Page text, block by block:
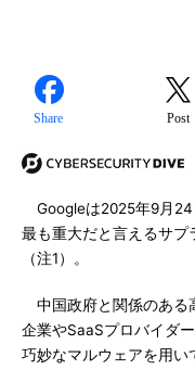
Share Post
Googleは2025年9月24
最も重大だと言えるサプ
（注1）。
中国政府と関係のある
企業やSaaSプロバイダ
巧妙なマルウェアを用